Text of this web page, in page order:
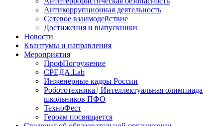
Антикоррупционная деятельность
Сетевое взаимодействие
Достижения и выпускники
Новости
Квантумы и направления
Мероприятия
ПрофПогружение
СРЕДА.Lab
Инженерные кадры России
Робототехника | Интеллектуальная олимпиада
школьников ПФО
ТехноФест
Героям посвящается